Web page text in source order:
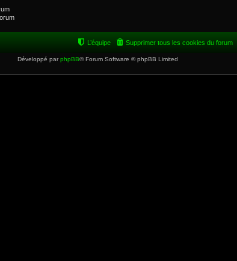
Supprimer tous les cookies du forum
L’équipe
Développé parphpBB® Forum Software © phpBB Limited